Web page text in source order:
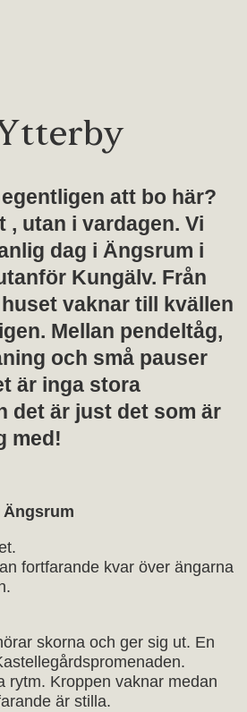
att bo här?
, utan i vardagen. Vi
dag i Ängsrum i
Kungälv. Från
vaknar till kvällen
Mellan pendeltåg,
och små pauser
är inga stora
det är just det som är
med!
Ängsrum
fortfarande kvar över ängarna
skorna och ger sig ut. En
rytm. Kroppen vaknar medan
är stilla.